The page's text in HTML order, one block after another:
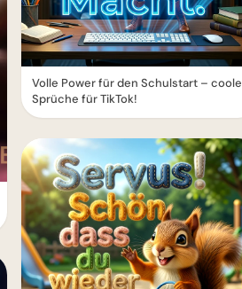
Volle Power für den Schulstart – coole
Sprüche für TikTok!